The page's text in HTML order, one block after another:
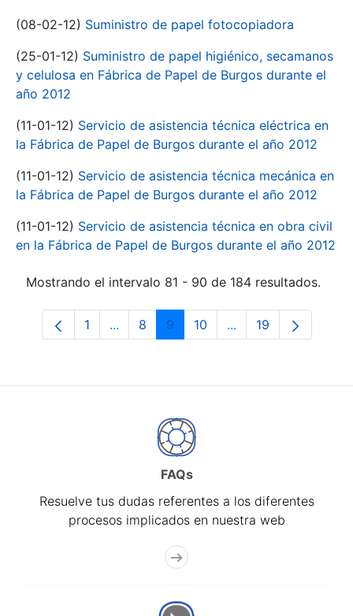
(08-02-12) Suministro de papel fotocopiadora
(25-01-12) Suministro de papel higiénico, secamanos
y celulosa en Fábrica de Papel de Burgos durante el
año 2012
(11-01-12) Servicio de asistencia técnica eléctrica en
la Fábrica de Papel de Burgos durante el año 2012
(11-01-12) Servicio de asistencia técnica mecánica en
la Fábrica de Papel de Burgos durante el año 2012
(11-01-12) Servicio de asistencia técnica en obra civil
en la Fábrica de Papel de Burgos durante el año 2012
Mostrando el intervalo 81 - 90 de 184 resultados.
Página
1 ...Páginas intermedias Use TAB para
Página
8 Página
9 Página
10 ...PáginasPágina
19
FAQs
Resuelve tus dudas referentes a los diferentes
procesos implicados en nuestra web